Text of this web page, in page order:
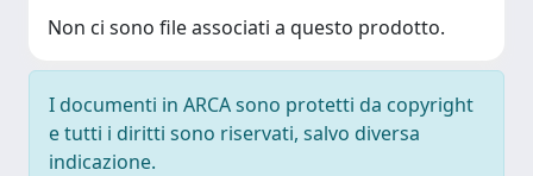
Non ci sono file associati a questo prodotto.
I documenti in ARCA sono protetti da copyright
e tutti i diritti sono riservati, salvo diversa
indicazione.